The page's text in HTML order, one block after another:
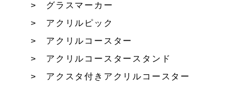
グラスマーカー
アクリルピック
アクリルコースター
アクリルコースタースタンド
アクスタ付きアクリルコースター